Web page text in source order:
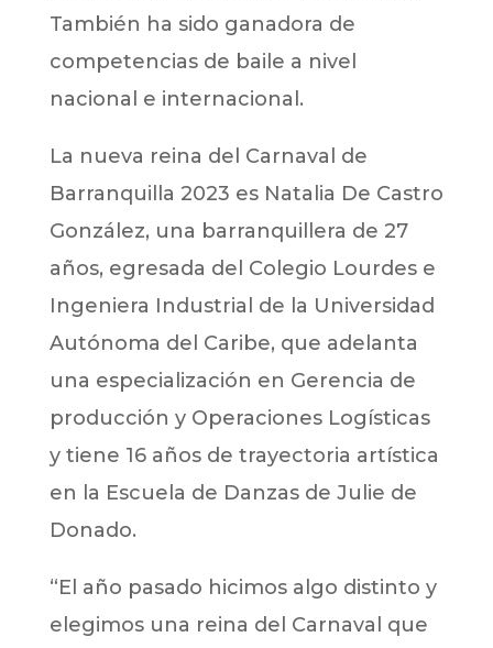
También ha sido ganadora de
competencias de baile a nivel
nacional e internacional.
La nueva reina del Carnaval de
Barranquilla 2023 es Natalia De Castro
González, una barranquillera de 27
años, egresada del Colegio Lourdes e
Ingeniera Industrial de la Universidad
Autónoma del Caribe, que adelanta
una especialización en Gerencia de
producción y Operaciones Logísticas
y tiene 16 años de trayectoria artística
en la Escuela de Danzas de Julie de
Donado.
“El año pasado hicimos algo distinto y
elegimos una reina del Carnaval que